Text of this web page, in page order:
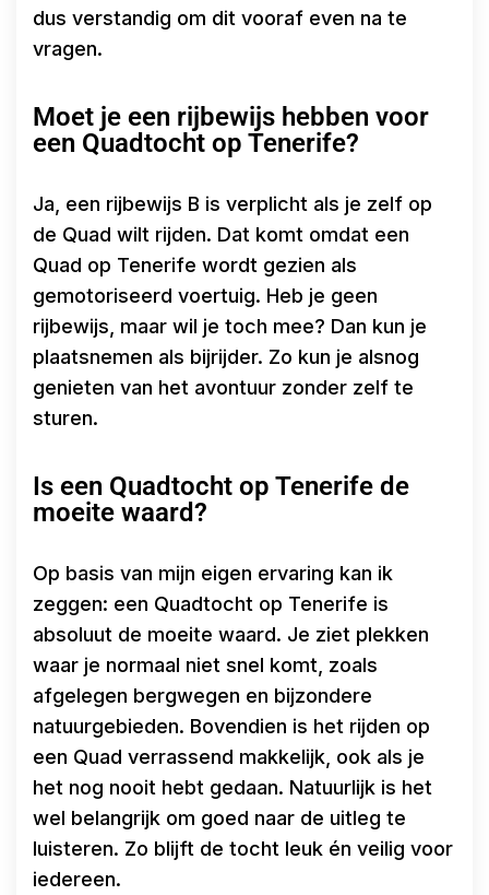
dus verstandig om dit vooraf even na te
vragen.
Moet je een rijbewijs hebben voor
een Quadtocht op Tenerife?
Ja, een rijbewijs B is verplicht als je zelf op
de Quad wilt rijden. Dat komt omdat een
Quad op Tenerife wordt gezien als
gemotoriseerd voertuig. Heb je geen
rijbewijs, maar wil je toch mee? Dan kun je
plaatsnemen als bijrijder. Zo kun je alsnog
genieten van het avontuur zonder zelf te
sturen.
Is een Quadtocht op Tenerife de
moeite waard?
Op basis van mijn eigen ervaring kan ik
zeggen: een Quadtocht op Tenerife is
absoluut de moeite waard. Je ziet plekken
waar je normaal niet snel komt, zoals
afgelegen bergwegen en bijzondere
natuurgebieden. Bovendien is het rijden op
een Quad verrassend makkelijk, ook als je
het nog nooit hebt gedaan. Natuurlijk is het
wel belangrijk om goed naar de uitleg te
luisteren. Zo blijft de tocht leuk én veilig voor
iedereen.